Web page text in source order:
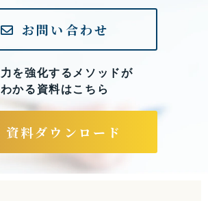
お問い合わせ
を強化するメソッドが
わかる資料はこちら
資料ダウンロード